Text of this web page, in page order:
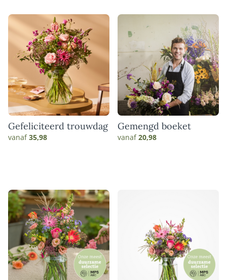
Gefeliciteerd trouwdag
vanaf35,98
Gemengd boeket
vanaf20,98